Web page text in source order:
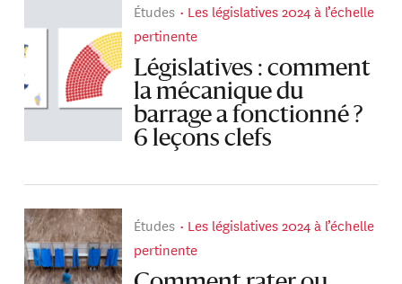
Études
Les législatives 2024 à l’échelle
pertinente
Législatives : comment
la mécanique du
barrage a fonctionné ?
6 leçons clefs
Études
Les législatives 2024 à l’échelle
pertinente